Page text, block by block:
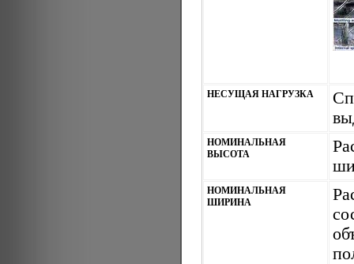
НЕСУЩАЯ НАГРУЗКА
НОМИНАЛЬНАЯ
ВЫСОТА
НОМИНАЛЬНАЯ
ШИРИНА